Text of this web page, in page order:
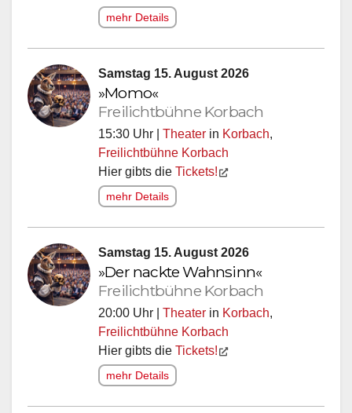
mehr Details
Samstag 15. August 2026
»Momo«
Freilichtbühne Korbach
15:30 Uhr | Theater in Korbach,
Freilichtbühne Korbach
Hier gibts die Tickets!
mehr Details
Samstag 15. August 2026
»Der nackte Wahnsinn«
Freilichtbühne Korbach
20:00 Uhr | Theater in Korbach,
Freilichtbühne Korbach
Hier gibts die Tickets!
mehr Details